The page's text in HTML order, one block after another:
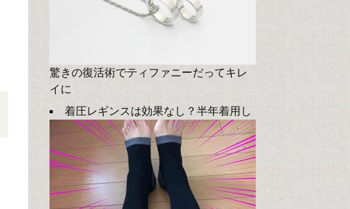
驚きの復活術でティファニーだってキレ
イに
着圧レギンスは効果なし？半年着用し